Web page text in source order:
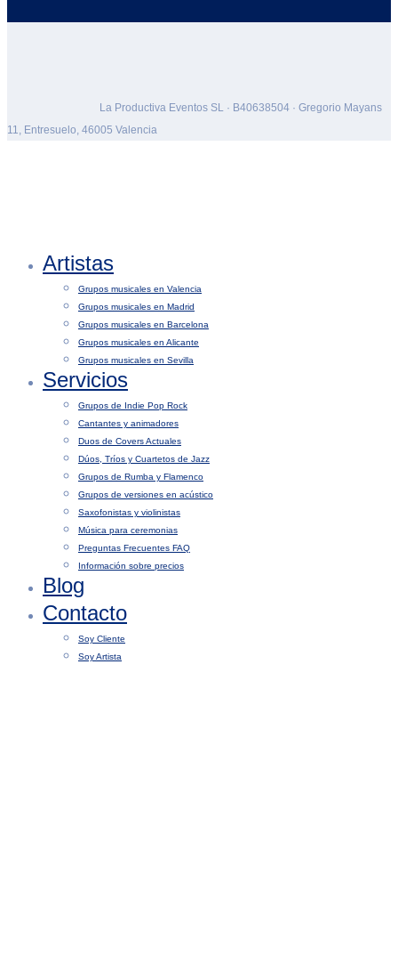
La Productiva Eventos SL · B40638504 · Gregorio Mayans
11, Entresuelo, 46005 Valencia
Artistas
Grupos musicales en Valencia
Grupos musicales en Madrid
Grupos musicales en Barcelona
Grupos musicales en Alicante
Grupos musicales en Sevilla
Servicios
Grupos de Indie Pop Rock
Cantantes y animadores
Duos de Covers Actuales
Dúos, Tríos y Cuartetos de Jazz
Grupos de Rumba y Flamenco
Grupos de versiones en acústico
Saxofonistas y violinistas
Música para ceremonias
Preguntas Frecuentes FAQ
Información sobre precios
Blog
Contacto
Soy Cliente
Soy Artista